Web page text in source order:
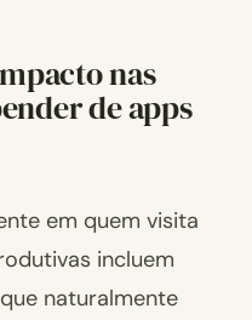
nas
de apps
em quem visita
incluem
naturalmente